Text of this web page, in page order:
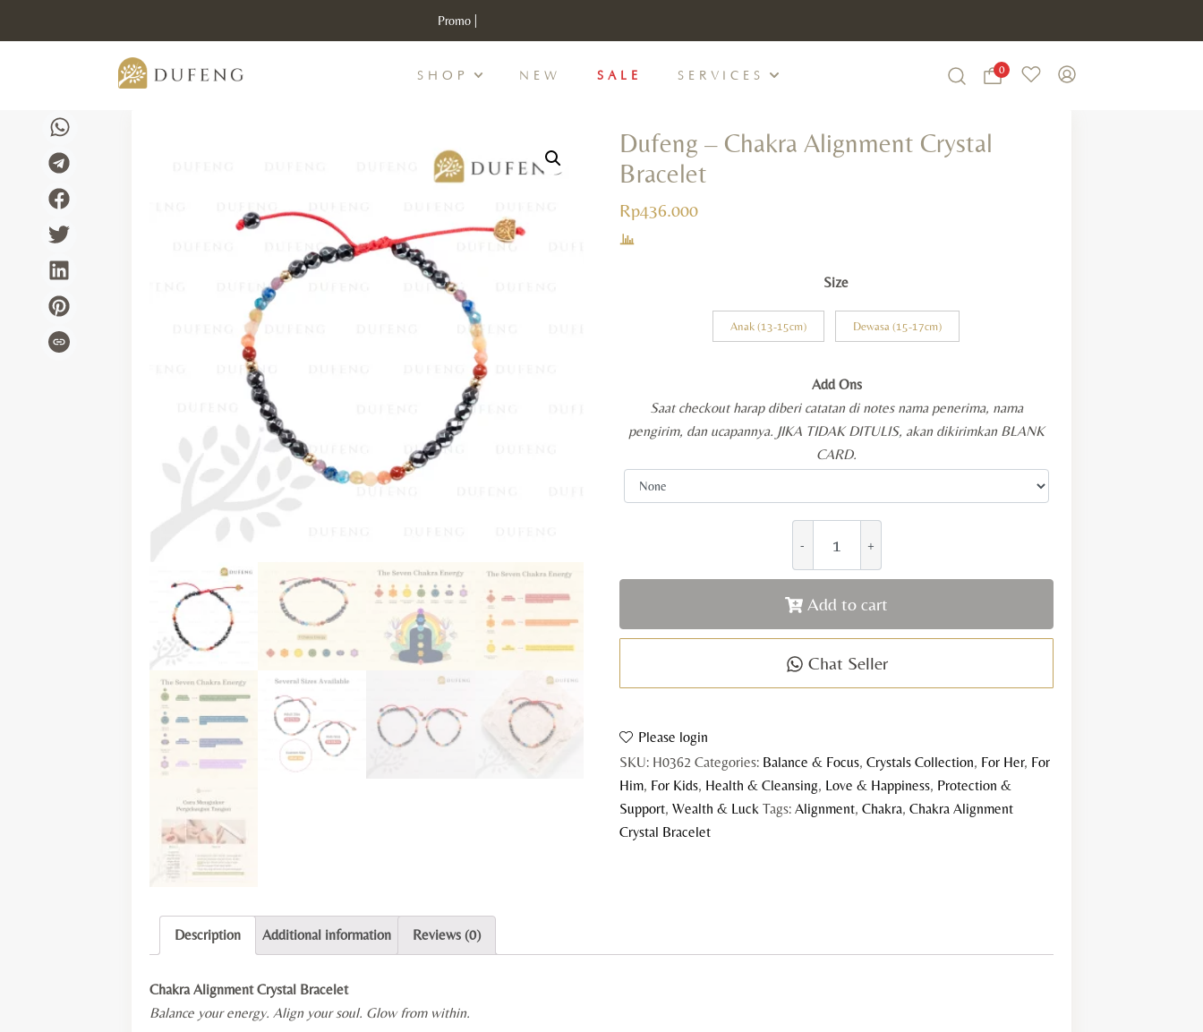
Promo |
SHOP NEW SALE SERVICES
Search
0
WishlistMy Account
Dufeng – Chakra Alignment Crystal
Bracelet
Rp436.000
Size
Anak (13-15cm) Dewasa (15-17cm)
Add Ons
Saat checkout harap diberi catatan di notes nama penerima, nama
pengirim, dan ucapannya. JIKA TIDAK DITULIS, akan dikirimkan BLANK
CARD.
Chakra
Alignment
quantity
Add to cart
Chat Seller
Please login
SKU: H0362 Categories: Balance & Focus,Crystals Collection, For Her, For
Him, For Kids, Health & Cleansing, Love & Happiness, Protection &
Support,Wealth & Luck Tags:Alignment,Chakra,Chakra Alignment
Crystal Bracelet
Description Additional information Reviews (0)
Chakra Alignment Crystal Bracelet
Balance your energy. Align your soul. Glow from within.